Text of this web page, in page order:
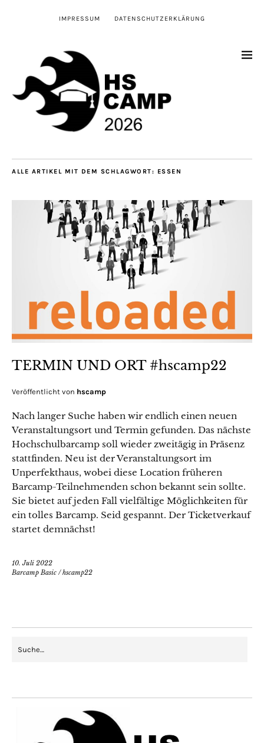
IMPRESSUM DATENSCHUTZERKLÄRUNG
ALLE ARTIKEL MIT DEM SCHLAGWORT: ESSEN
TERMIN UND ORT #hscamp22
Veröffentlicht von hscamp
Nach langer Suche haben wir endlich einen neuen
Veranstaltungsort und Termin gefunden. Das nächste
Hochschulbarcamp soll wieder zweitägig in Präsenz
stattfinden. Neu ist der Veranstaltungsort im
Unperfekthaus, wobei diese Location früheren
Barcamp-Teilnehmenden schon bekannt sein sollte.
Sie bietet auf jeden Fall vielfältige Möglichkeiten für
ein tolles Barcamp. Seid gespannt. Der Ticketverkauf
startet demnächst!
10. Juli 2022
Barcamp Basic /hscamp22